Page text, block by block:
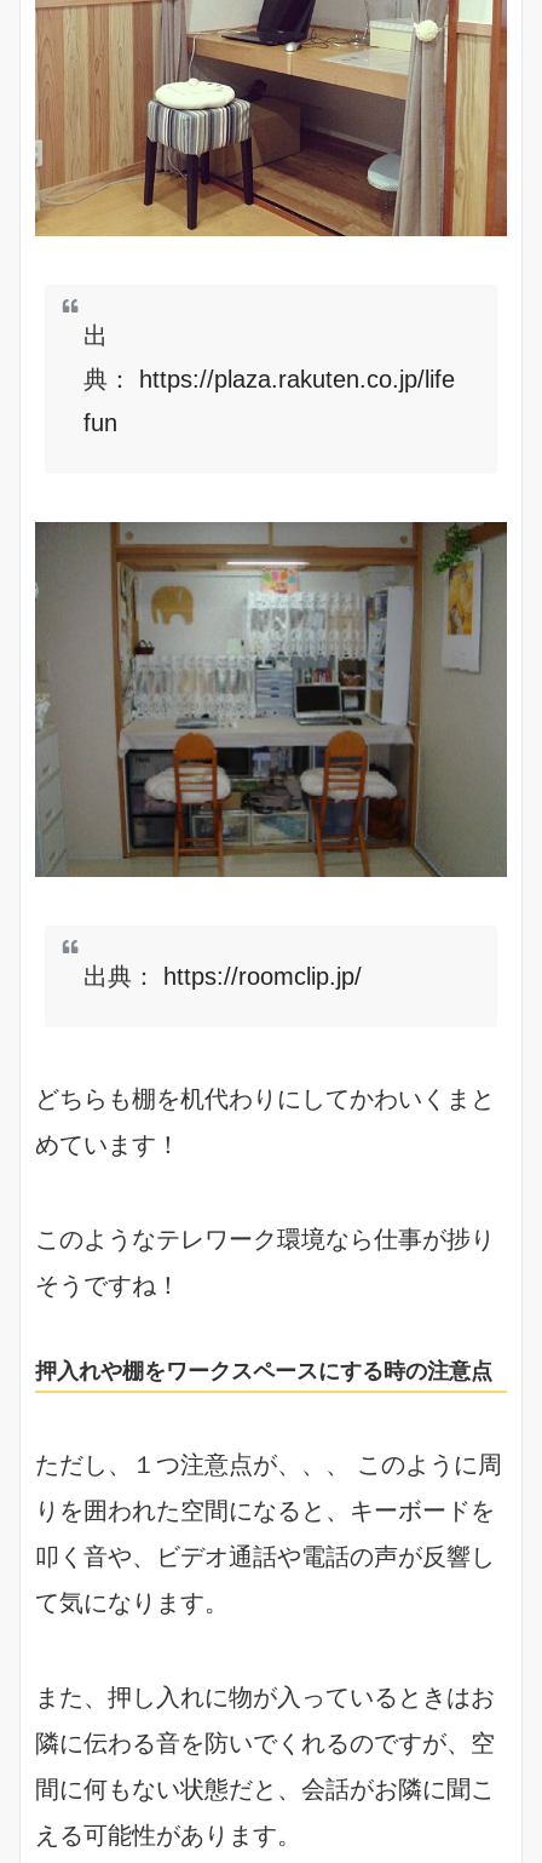
出
典：
https://plaza.rakuten.co.jp/life
fun
出典： https://roomclip.jp/
どちらも棚を机代わりにしてかわいくまと
めています！
このようなテレワーク環境なら仕事が捗り
そうですね！
押入れや棚をワークスペースにする時の注意点
ただし、１つ注意点が、、、 このように周
りを囲われた空間になると、キーボードを
叩く音や、ビデオ通話や電話の声が反響し
て気になります。
また、押し入れに物が入っているときはお
隣に伝わる音を防いでくれるのですが、空
間に何もない状態だと、会話がお隣に聞こ
える可能性があります。